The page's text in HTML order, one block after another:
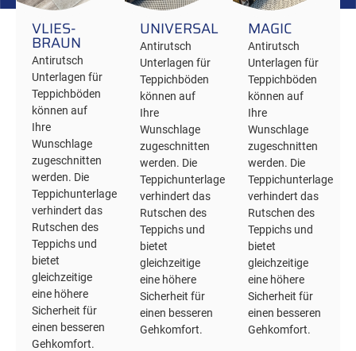
VLIES-
BRAUN
Antirutsch
Unterlagen für
Teppichböden
können auf
Ihre
Wunschlage
zugeschnitten
werden. Die
Teppichunterlage
verhindert das
Rutschen des
Teppichs und
bietet
gleichzeitige
eine höhere
Sicherheit für
einen besseren
Gehkomfort.
UNIVERSAL
Antirutsch
Unterlagen für
Teppichböden
können auf
Ihre
Wunschlage
zugeschnitten
werden. Die
Teppichunterlage
verhindert das
Rutschen des
Teppichs und
bietet
gleichzeitige
eine höhere
Sicherheit für
einen besseren
Gehkomfort.
MAGIC
Antirutsch
Unterlagen für
Teppichböden
können auf
Ihre
Wunschlage
zugeschnitten
werden. Die
Teppichunterlage
verhindert das
Rutschen des
Teppichs und
bietet
gleichzeitige
eine höhere
Sicherheit für
einen besseren
Gehkomfort.